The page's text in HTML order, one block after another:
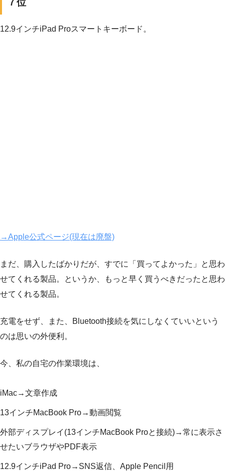
７位
12.9インチiPad Proスマートキーボード。
→Apple公式ページ(現在は廃盤)
まだ、購入したばかりだが、すでに「買ってよかった」と思わ
せてくれる製品。というか、もっと早く買うべきだったと思わ
せてくれる製品。
充電をせず、また、Bluetooth接続を気にしなくていいという
のは思いの外便利。
今、私の自宅の作業環境は、
iMac→文章作成
13インチMacBook Pro→動画閲覧
外部ディスプレイ(13インチMacBook Proと接続)→常に表示さ
せたいブラウザやPDF表示
12.9インチiPad Pro→SNS返信、Apple Pencil用